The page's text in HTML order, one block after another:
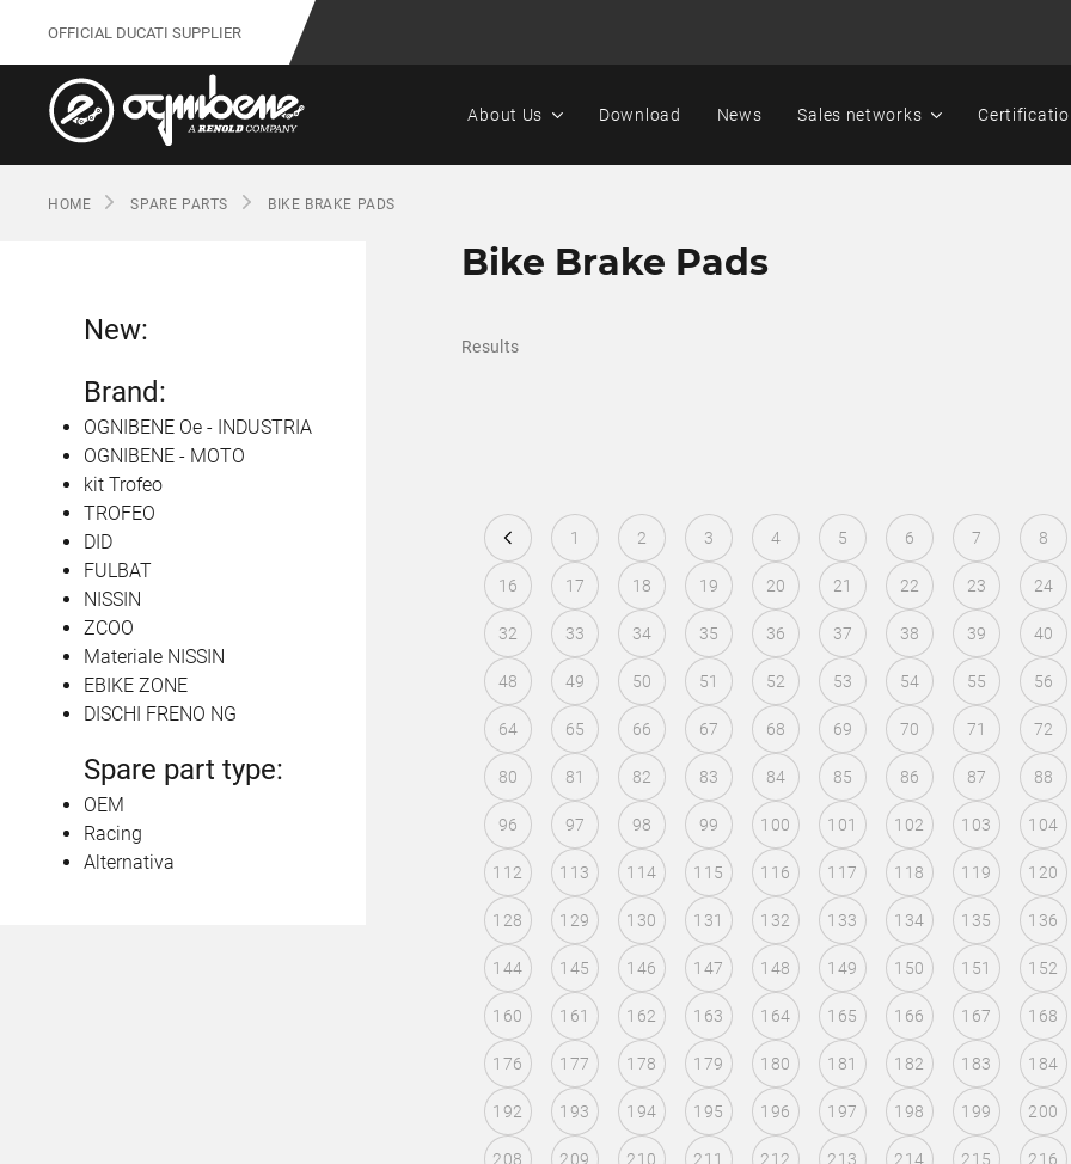
OFFICIAL DUCATI SUPPLIER
About Us Download News Sales networks
HOME SPARE PARTS BIKE BRAKE PADS
Bike Brake Pads
Results
1 2 3 4 5 6 7 8
16 17 18 19 20 21 22 23 24
32 33 34 35 36 37 38 39 40
48 49 50 51 52 53 54 55 56
64 65 66 67 68 69 70 71 72
80 81 82 83 84 85 86 87 88
96 97 98 99 100 101 102 103 104
112 113 114 115 116 117 118 119 120
128 129 130 131 132 133 134 135 136
144 145 146 147 148 149 150 151 152
160 161 162 163 164 165 166 167 168
176 177 178 179 180 181 182 183 184
192 193 194 195 196 197 198 199 200
208 209 210 211 212 213 214 215 216
New:
Brand:
OGNIBENE Oe - INDUSTRIA
OGNIBENE - MOTO
kit Trofeo
TROFEO
DID
FULBAT
NISSIN
ZCOO
Materiale NISSIN
EBIKE ZONE
DISCHI FRENO NG
Spare part type:
OEM
Racing
Alternativa